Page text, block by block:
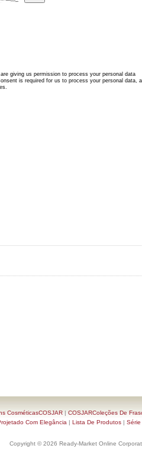
CosméticasCOSJAR| COSJARColeções De
Com Elegância | Lista De Produtos | Série
Copyright © 2026 Ready-Market Online